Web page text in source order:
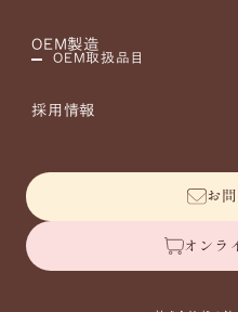
OEM製造
OEM取扱品目
採用情報
お
オンラ